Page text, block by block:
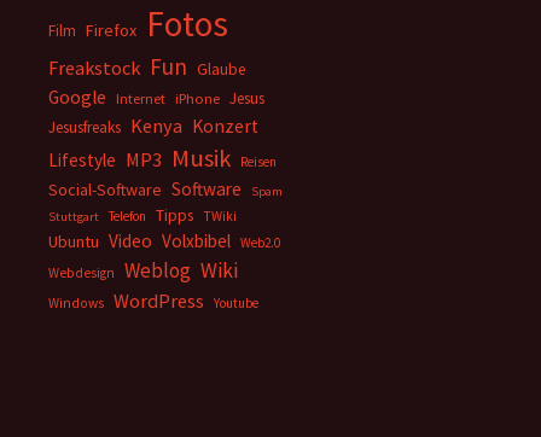
Film Firefox Fotos
Freakstock Fun Glaube
Google Internet iPhone Jesus
Jesusfreaks Kenya Konzert
Lifestyle MP3 Musik Reisen
Social-Software Software
Spam
Stuttgart
Telefon Tipps TWiki
Ubuntu Video Volxbibel Web2.0
Webdesign
Weblog Wiki
Windows WordPress Youtube